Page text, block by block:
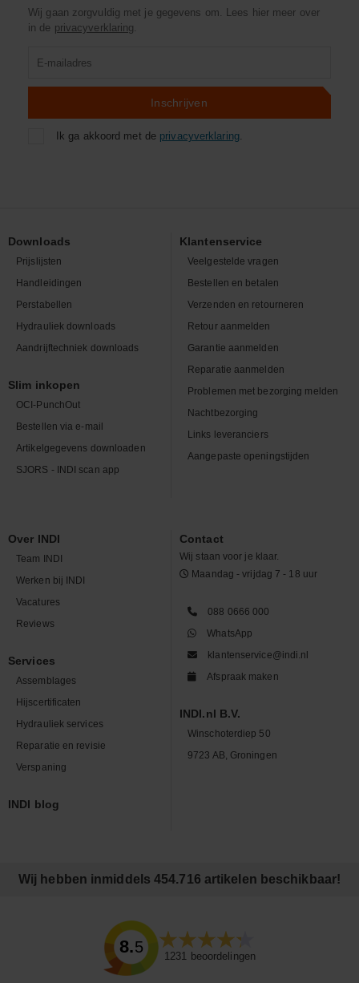
Wij gaan zorgvuldig met je gegevens om. Lees hier meer over
in de privacyverklaring.
Inschrijven
Ik ga akkoord met de privacyverklaring.
Downloads
Prijslijsten
Handleidingen
Perstabellen
Hydrauliek downloads
Aandrijftechniek downloads
Slim inkopen
OCI-PunchOut
Bestellen via e-mail
Artikelgegevens downloaden
SJORS - INDI scan app
Klantenservice
Veelgestelde vragen
Bestellen en betalen
Verzenden en retourneren
Retour aanmelden
Garantie aanmelden
Reparatie aanmelden
Problemen met bezorging melden
Nachtbezorging
Links leveranciers
Aangepaste openingstijden
Over INDI
Team INDI
Werken bij INDI
Vacatures
Reviews
Services
Assemblages
Hijscertificaten
Hydrauliek services
Reparatie en revisie
Verspaning
INDI blog
Contact
Wij staan voor je klaar.
Maandag - vrijdag 7 - 18 uur
088 0666 000
WhatsApp
klantenservice@indi.nl
Afspraak maken
INDI.nl B.V.
Winschoterdiep 50
9723 AB, Groningen
Wij hebben inmiddels 454.716 artikelen beschikbaar!
8.5
1231 beoordelingen